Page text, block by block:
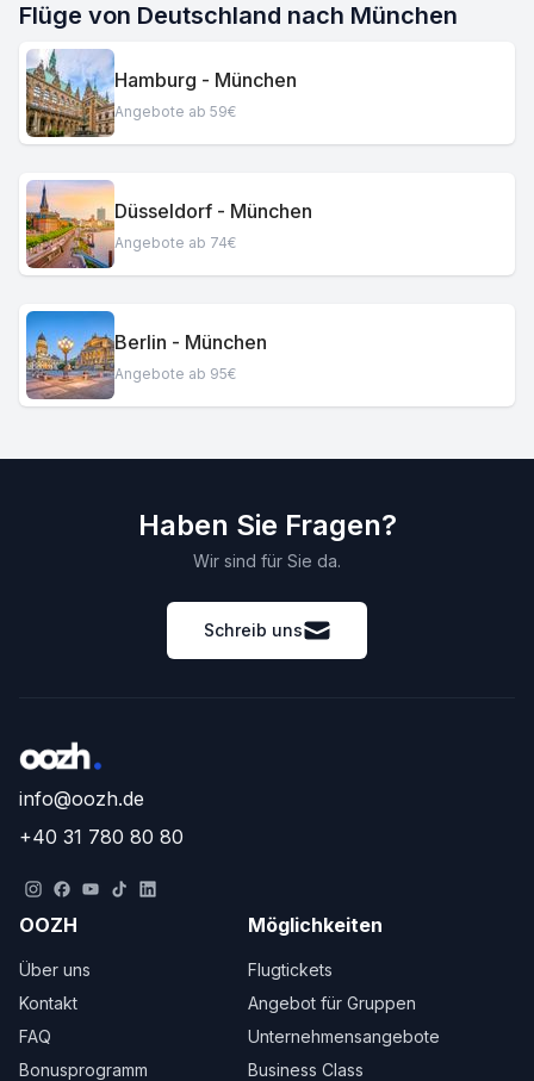
Flüge von Deutschland nach München
Hamburg - München
Angebote ab 59€
Düsseldorf - München
Angebote ab 74€
Berlin - München
Angebote ab 95€
Haben Sie Fragen?
Wir sind für Sie da.
Schreib uns
info@oozh.de
+40 31 780 80 80
OOZH
Über uns
Kontakt
FAQ
Bonusprogramm
Möglichkeiten
Flugtickets
Angebot für Gruppen
Unternehmensangebote
Business Class